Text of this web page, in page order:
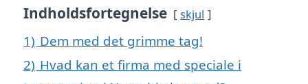
Indholdsfortegnelse skjul
1) Dem med det grimme tag!
2) Hvad kan et firma med speciale i